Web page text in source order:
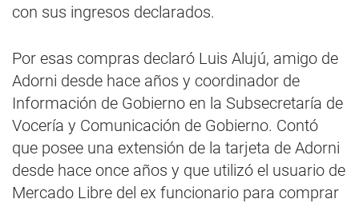
con sus ingresos declarados.
Por esas compras declaró Luis Alujú, amigo de
Adorni desde hace años y coordinador de
Información de Gobierno en la Subsecretaría de
Vocería y Comunicación de Gobierno. Contó
que posee una extensión de la tarjeta de Adorni
desde hace once años y que utilizó el usuario de
Mercado Libre del ex funcionario para comprar